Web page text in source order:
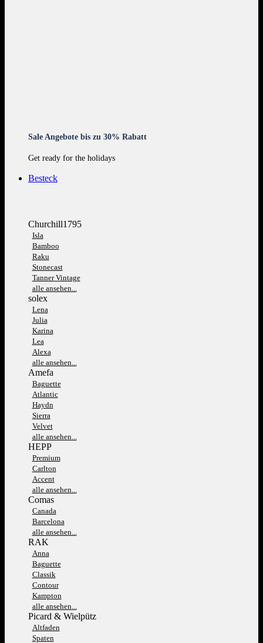
Sale Angebote bis zu 30% Rabatt
Get ready for the holidays
Besteck
Churchill1795
Isla
Bamboo
Raku
Stonecast
Tanner Vintage
alle ansehen...
solex
Lena
Julia
Karina
Lea
Alexa
alle ansehen...
Amefa
Baguette
Atlantic
Haydn
Sierra
Velvet
alle ansehen...
HEPP
Premium
Carlton
Accent
alle ansehen...
Comas
Canada
Barcelona
alle ansehen...
RAK
Anna
Baguette
Classik
Contour
Kampton
alle ansehen...
Picard & Wielpütz
Altfaden
Spaten